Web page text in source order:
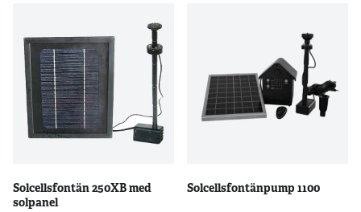
Solcellsfontän 250XB med
solpanel
Solcellsfontänpump 1100